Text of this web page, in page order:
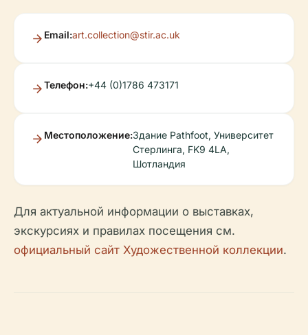
Email:art.collection@stir.ac.uk
Телефон:+44 (0)1786 473171
Местоположение:Здание Pathfoot, Университет
Стерлинга, FK9 4LA,
Шотландия
Для актуальной информации о выставках,
экскурсиях и правилах посещения см.
официальный сайт Художественной коллекции.